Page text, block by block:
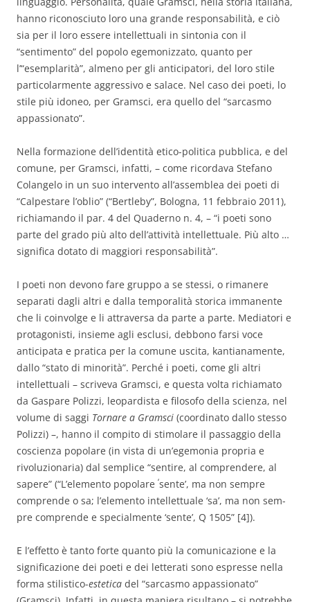
hanno riconosciuto loro una grande responsabilità, e ciò
sia per il loro essere intellettuali in sintonia con il
“sentimento” del popolo egemonizzato, quanto per
l’“esemplarità”, almeno per gli anticipatori, del loro stile
particolarmente aggressivo e salace. Nel caso dei poeti, lo
stile più idoneo, per Gramsci, era quello del “sarcasmo
appassionato”.
Nella formazione dell’identità etico-politica pubblica, e del
comune, per Gramsci, infatti, – come ricordava Stefano
Colangelo in un suo intervento all’assemblea dei poeti di
“Calpestare l’oblio” (“Bertleby”, Bologna, 11 febbraio 2011),
richiamando il par. 4 del Quaderno n. 4, – “i poeti sono
parte del grado più alto dell’attività intellettuale. Più alto …
significa dotato di maggiori responsabilità”.
I poeti non devono fare gruppo a se stessi, o rimanere
separati dagli altri e dalla temporalità storica immanente
che li coinvolge e li attraversa da parte a parte. Mediatori e
protagonisti, insieme agli esclusi, debbono farsi voce
anticipata e pratica per la comune uscita, kantianamente,
dallo “stato di minorità”. Perché i poeti, come gli altri
intellettuali – scriveva Gramsci, e questa volta richiamato
da Gaspare Polizzi, leopardista e filosofo della scienza, nel
volume di saggi Tornare a Gramsci (coordinato dallo stesso
Polizzi) –, hanno il compito di stimolare il passaggio della
coscienza popolare (in vista di un’egemonia propria e
rivoluzionaria) dal semplice “sentire, al comprendere, al
sapere” (“L’elemento popolare ‘sente’, ma non sempre
comprende o sa; l’elemento intellettuale ‘sa’, ma non sem­
pre comprende e specialmente ‘sente’, Q 1505” [4]).
E l’effetto è tanto forte quanto più la comunicazione e la
significazione dei poeti e dei letterati sono espresse nella
forma stilistico-estetica del “sarcasmo appassionato”